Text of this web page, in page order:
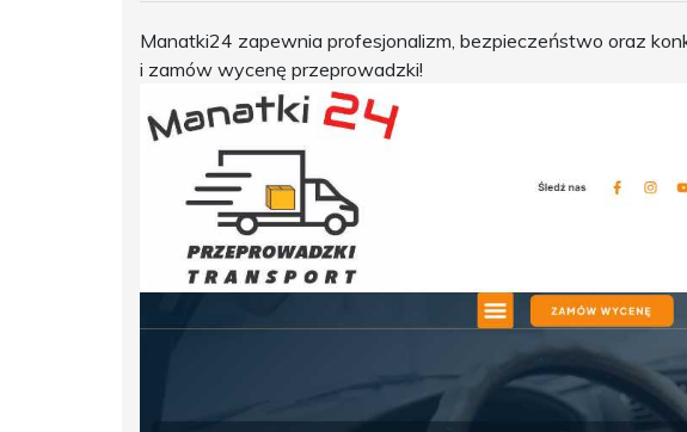
Manatki24 zapewnia profesjonalizm, bezpieczeństwo oraz
i zamów wycenę przeprowadzki!